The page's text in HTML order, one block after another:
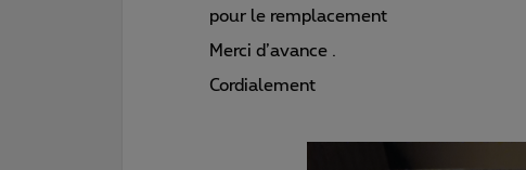
pour le remplacement
Merci d’avance .​
Cordialement